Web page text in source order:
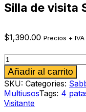
Silla de visita
$1,390.00 Precios + IVA
Silla
de
visita
Sabbia
186
azul
cantidad
Añadir al carrito
SKU: Categories:
MultiusosTags: 4
Visitante